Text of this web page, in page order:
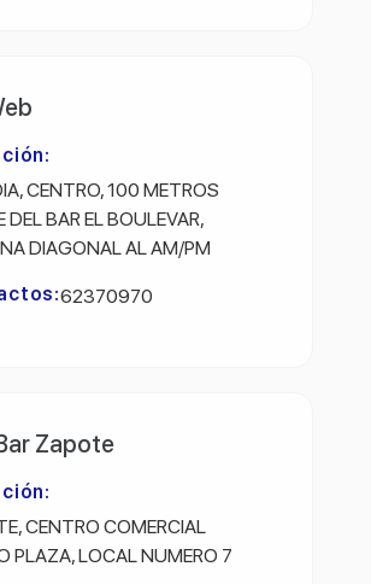
CENTRO, 100 METROS
DEL BAR EL BOULEVAR,
DIAGONAL AL AM/PM
62370970
Zapote
CENTRO COMERCIAL
PLAZA, LOCAL NUMERO 7